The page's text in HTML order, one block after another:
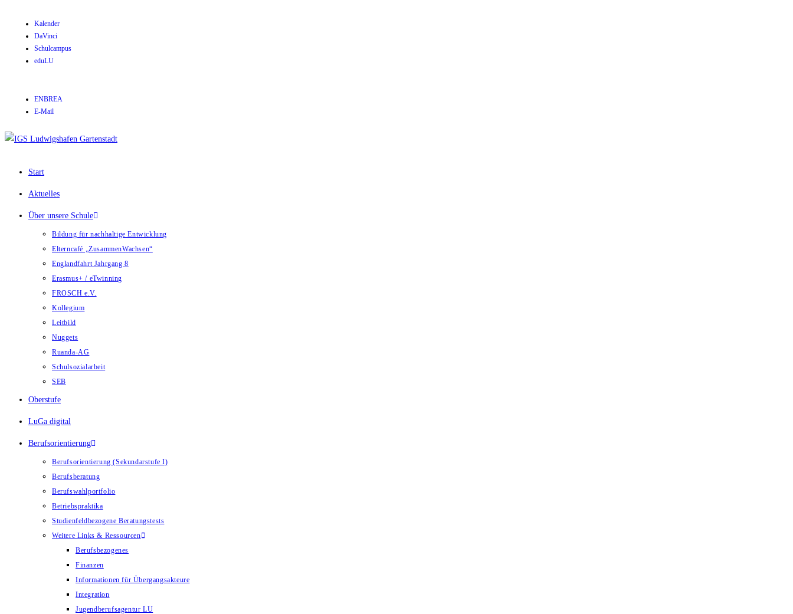
Kalender
DaVinci
Schulcampus
eduLU
ENBREA
E-Mail
Start
Aktuelles
Über unsere Schule
Bildung für nachhaltige Entwicklung
Elterncafé „ZusammenWachsen“
Englandfahrt Jahrgang 8
Erasmus+ / eTwinning
FROSCH e.V.
Kollegium
Leitbild
Nuggets
Ruanda-AG
Schulsozialarbeit
SEB
Oberstufe
LuGa digital
Berufsorientierung
Berufsorientierung (Sekundarstufe I)
Berufsberatung
Berufswahlportfolio
Betriebspraktika
Studienfeldbezogene Beratungstests
Weitere Links & Ressourcen
Berufsbezogenes
Finanzen
Informationen für Übergangsakteure
Integration
Jugendberufsagentur LU